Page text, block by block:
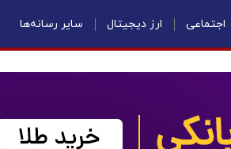
اجتماعی ارز دیجیتال سایر رسانه‌ها